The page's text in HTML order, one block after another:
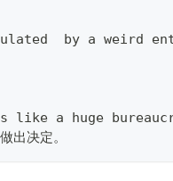
by a weird
a huge
出决定。